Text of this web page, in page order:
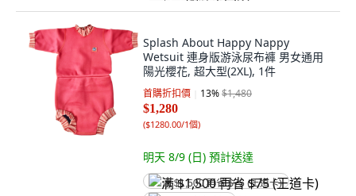
Splash About Happy Nappy
Wetsuit 連身版游泳尿布褲 男女通用
陽光櫻花, 超大型(2XL), 1件
首購折扣價 13%$1,480
$1,280
($1280.00/1個)
明天 8/9 (日) 預計送達
满 $1,500 再省 $75 (王道卡)